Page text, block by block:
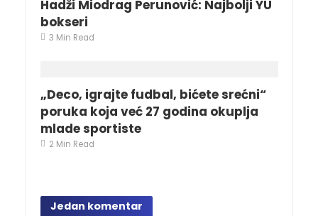
Hadži Miodrag Perunović: Najbolji YU
bokseri
3 Min Read
„Deco, igrajte fudbal, bićete srećni“
poruka koja već 27 godina okuplja
mlade sportiste
2 Min Read
Jedan komentar